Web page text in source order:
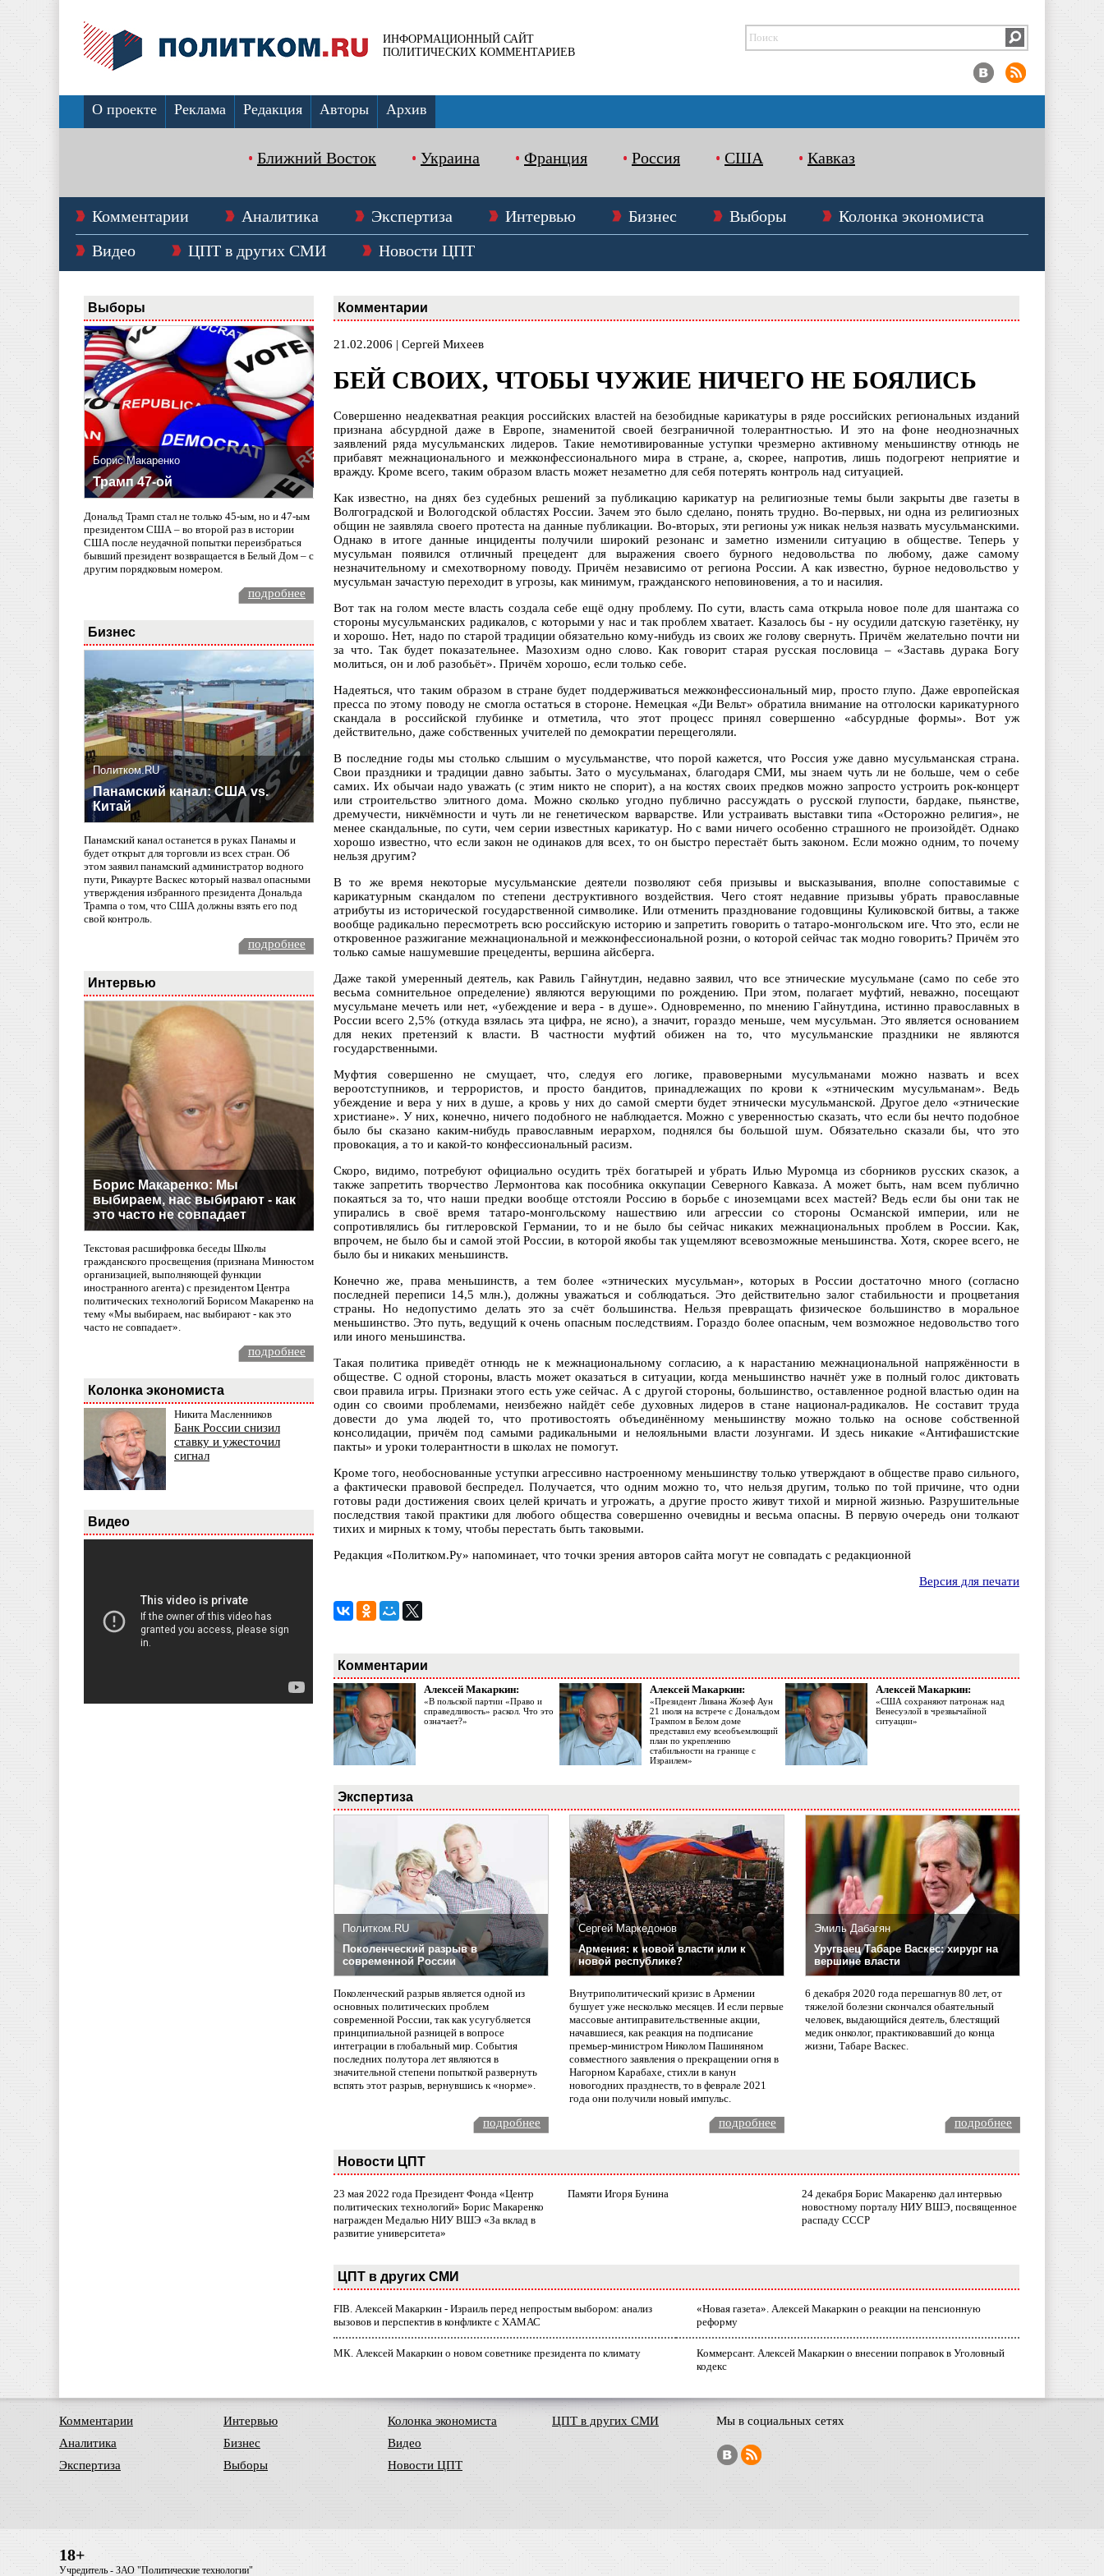
ИНФОРМАЦИОННЫЙ САЙТ
ПОЛИТИЧЕСКИХ КОММЕНТАРИЕВ
О проекте Реклама Редакция Авторы Архив
Ближний Восток Украина Франция Россия США Кавказ
Комментарии Аналитика Экспертиза Интервью Бизнес Выборы
Колонка экономиста
Видео
ЦПТ в других СМИ Новости ЦПТ
Выборы
Борис Макаренко
Трамп 47-ой
Дональд Трамп стал не только 45-ым, но и 47-ым
президентом США – во второй раз в истории
США после неудачной попытки переизбраться
бывший президент возвращается в Белый Дом – с
другим порядковым номером.
подробнее
Бизнес
Политком.RU
Панамский канал: США vs.
Китай
Панамский канал останется в руках Панамы и
будет открыт для торговли из всех стран. Об
этом заявил панамский администратор водного
пути, Рикаурте Васкес который назвал опасными
утверждения избранного президента Дональда
Трампа о том, что США должны взять его под
свой контроль.
подробнее
Интервью
Борис Макаренко: Мы
выбираем, нас выбирают - как
это часто не совпадает
Текстовая расшифровка беседы Школы
гражданского просвещения (признана Минюстом
организацией, выполняющей функции
иностранного агента) с президентом Центра
политических технологий Борисом Макаренко на
тему «Мы выбираем, нас выбирают - как это
часто не совпадает».
подробнее
Колонка экономиста
Никита Масленников
Банк России снизил
ставку и ужесточил
сигнал
Видео
Комментарии
21.02.2006 | Сергей Михеев
БЕЙ СВОИХ, ЧТОБЫ ЧУЖИЕ НИЧЕГО НЕ БОЯЛИСЬ
Совершенно неадекватная реакция российских властей на безобидные карикатуры в ряде российских региональных изданий
признана абсурдной даже в Европе, знаменитой своей безграничной толерантностью. И это на фоне неоднозначных
заявлений ряда мусульманских лидеров. Такие немотивированные уступки чрезмерно активному меньшинству отнюдь не
прибавят межнационального и межконфессионального мира в стране, а, скорее, напротив, лишь подогреют неприятие и
вражду. Кроме всего, таким образом власть может незаметно для себя потерять контроль над ситуацией.
Как известно, на днях без судебных решений за публикацию карикатур на религиозные темы были закрыты две газеты в
Волгоградской и Вологодской областях России. Зачем это было сделано, понять трудно. Во-первых, ни одна из религиозных
общин не заявляла своего протеста на данные публикации. Во-вторых, эти регионы уж никак нельзя назвать мусульманскими.
Однако в итоге данные инциденты получили широкий резонанс и заметно изменили ситуацию в обществе. Теперь у
мусульман появился отличный прецедент для выражения своего бурного недовольства по любому, даже самому
незначительному и смехотворному поводу. Причём независимо от региона России. А как известно, бурное недовольство у
мусульман зачастую переходит в угрозы, как минимум, гражданского неповиновения, а то и насилия.
Вот так на голом месте власть создала себе ещё одну проблему. По сути, власть сама открыла новое поле для шантажа со
стороны мусульманских радикалов, с которыми у нас и так проблем хватает. Казалось бы - ну осудили датскую газетёнку, ну
и хорошо. Нет, надо по старой традиции обязательно кому-нибудь из своих же голову свернуть. Причём желательно почти ни
за что. Так будет показательнее. Мазохизм одно слово. Как говорит старая русская пословица – «Заставь дурака Богу
молиться, он и лоб разобьёт». Причём хорошо, если только себе.
Надеяться, что таким образом в стране будет поддерживаться межконфессиональный мир, просто глупо. Даже европейская
пресса по этому поводу не смогла остаться в стороне. Немецкая «Ди Вельт» обратила внимание на отголоски карикатурного
скандала в российской глубинке и отметила, что этот процесс принял совершенно «абсурдные формы». Вот уж
действительно, даже собственных учителей по демократии перещеголяли.
В последние годы мы столько слышим о мусульманстве, что порой кажется, что Россия уже давно мусульманская страна.
Свои праздники и традиции давно забыты. Зато о мусульманах, благодаря СМИ, мы знаем чуть ли не больше, чем о себе
самих. Их обычаи надо уважать (с этим никто не спорит), а на костях своих предков можно запросто устроить рок-концерт
или строительство элитного дома. Можно сколько угодно публично рассуждать о русской глупости, бардаке, пьянстве,
дремучести, никчёмности и чуть ли не генетическом варварстве. Или устраивать выставки типа «Осторожно религия», не
менее скандальные, по сути, чем серии известных карикатур. Но с вами ничего особенно страшного не произойдёт. Однако
хорошо известно, что если закон не одинаков для всех, то он быстро перестаёт быть законом. Если можно одним, то почему
нельзя другим?
В то же время некоторые мусульманские деятели позволяют себя призывы и высказывания, вполне сопоставимые с
карикатурным скандалом по степени деструктивного воздействия. Чего стоят недавние призывы убрать православные
атрибуты из исторической государственной символике. Или отменить празднование годовщины Куликовской битвы, а также
вообще радикально пересмотреть всю российскую историю и запретить говорить о татаро-монгольском иге. Что это, если не
откровенное разжигание межнациональной и межконфессиональной розни, о которой сейчас так модно говорить? Причём это
только самые нашумевшие прецеденты, вершина айсберга.
Даже такой умеренный деятель, как Равиль Гайнутдин, недавно заявил, что все этнические мусульмане (само по себе это
весьма сомнительное определение) являются верующими по рождению. При этом, полагает муфтий, неважно, посещают
мусульмане мечеть или нет, «убеждение и вера - в душе». Одновременно, по мнению Гайнутдина, истинно православных в
России всего 2,5% (откуда взялась эта цифра, не ясно), а значит, гораздо меньше, чем мусульман. Это является основанием
для неких претензий к власти. В частности муфтий обижен на то, что мусульманские праздники не являются
государственными.
Муфтия совершенно не смущает, что, следуя его логике, правоверными мусульманами можно назвать и всех
вероотступников, и террористов, и просто бандитов, принадлежащих по крови к «этническим мусульманам». Ведь
убеждение и вера у них в душе, а кровь у них до самой смерти будет этнически мусульманской. Другое дело «этнические
христиане». У них, конечно, ничего подобного не наблюдается. Можно с уверенностью сказать, что если бы нечто подобное
было бы сказано каким-нибудь православным иерархом, поднялся бы большой шум. Обязательно сказали бы, что это
провокация, а то и какой-то конфессиональный расизм.
Скоро, видимо, потребуют официально осудить трёх богатырей и убрать Илью Муромца из сборников русских сказок, а
также запретить творчество Лермонтова как пособника оккупации Северного Кавказа. А может быть, нам всем публично
покаяться за то, что наши предки вообще отстояли Россию в борьбе с иноземцами всех мастей? Ведь если бы они так не
упирались в своё время татаро-монгольскому нашествию или агрессии со стороны Османской империи, или не
сопротивлялись бы гитлеровской Германии, то и не было бы сейчас никаких межнациональных проблем в России. Как,
впрочем, не было бы и самой этой России, в которой якобы так ущемляют всевозможные меньшинства. Хотя, скорее всего, не
было бы и никаких меньшинств.
Конечно же, права меньшинств, а тем более «этнических мусульман», которых в России достаточно много (согласно
последней переписи 14,5 млн.), должны уважаться и соблюдаться. Это действительно залог стабильности и процветания
страны. Но недопустимо делать это за счёт большинства. Нельзя превращать физическое большинство в моральное
меньшинство. Это путь, ведущий к очень опасным последствиям. Гораздо более опасным, чем возможное недовольство того
или иного меньшинства.
Такая политика приведёт отнюдь не к межнациональному согласию, а к нарастанию межнациональной напряжённости в
обществе. С одной стороны, власть может оказаться в ситуации, когда меньшинство начнёт уже в полный голос диктовать
свои правила игры. Признаки этого есть уже сейчас. А с другой стороны, большинство, оставленное родной властью один на
один со своими проблемами, неизбежно найдёт себе духовных лидеров в стане национал-радикалов. Не составит труда
довести до ума людей то, что противостоять объединённому меньшинству можно только на основе собственной
консолидации, причём под самыми радикальными и нелояльными власти лозунгами. И здесь никакие «Антифашистские
пакты» и уроки толерантности в школах не помогут.
Кроме того, необоснованные уступки агрессивно настроенному меньшинству только утверждают в обществе право сильного,
а фактически правовой беспредел. Получается, что одним можно то, что нельзя другим, только по той причине, что одни
готовы ради достижения своих целей кричать и угрожать, а другие просто живут тихой и мирной жизнью. Разрушительные
последствия такой практики для любого общества совершенно очевидны и весьма опасны. В первую очередь они толкают
тихих и мирных к тому, чтобы перестать быть таковыми.
Редакция «Политком.Ру» напоминает, что точки зрения авторов сайта могут не совпадать с редакционной
Версия для печати
Комментарии
Алексей Макаркин:
«В польской партии «Право и
справедливость» раскол. Что это
означает?»
Алексей Макаркин:
«Президент Ливана Жозеф Аун
21 июля на встрече с Дональдом
Трампом в Белом доме
представил ему всеобъемлющий
план по укреплению
стабильности на границе с
Израилем»
Алексей Макаркин:
«США сохраняют патронаж над
Венесуэлой в чрезвычайной
ситуации»
Экспертиза
Политком.RU
Поколенческий разрыв в
современной России
Поколенческий разрыв является одной из
основных политических проблем
современной России, так как усугубляется
принципиальной разницей в вопросе
интеграции в глобальный мир. События
последних полутора лет являются в
значительной степени попыткой развернуть
вспять этот разрыв, вернувшись к «норме».
Сергей Маркедонов
Армения: к новой власти или к
новой республике?
Внутриполитический кризис в Армении
бушует уже несколько месяцев. И если первые
массовые антиправительственные акции,
начавшиеся, как реакция на подписание
премьер-министром Николом Пашиняном
совместного заявления о прекращении огня в
Нагорном Карабахе, стихли в канун
новогодних празднеств, то в феврале 2021
года они получили новый импульс.
Эмиль Дабагян
Уругваец Табаре Васкес: хирург на
вершине власти
6 декабря 2020 года перешагнув 80 лет, от
тяжелой болезни скончался обаятельный
человек, выдающийся деятель, блестящий
медик онколог, практиковавший до конца
жизни, Табаре Васкес.
подробнее подробнее подробнее
Новости ЦПТ
23 мая 2022 года Президент Фонда «Центр
политических технологий» Борис Макаренко
награжден Медалью НИУ ВШЭ «За вклад в
развитие университета»
Памяти Игоря Бунина
24 декабря Борис Макаренко дал интервью
новостному порталу НИУ ВШЭ, посвященное
распаду СССР
ЦПТ в других СМИ
FIB. Алексей Макаркин - Израиль перед непростым выбором: анализ
вызовов и перспектив в конфликте с ХАМАС
«Новая газета». Алексей Макаркин о реакции на пенсионную
реформу
МК. Алексей Макаркин о новом советнике президента по климату
Коммерсант. Алексей Макаркин о внесении поправок в Уголовный
кодекс
Комментарии
Аналитика
Экспертиза
Интервью
Бизнес
Выборы
Колонка экономиста
Видео
Новости ЦПТ
ЦПТ в других СМИ Мы в социальных сетях
18+
Учредитель - ЗАО "Политические технологии"